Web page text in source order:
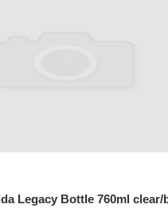
Legacy Bottle 760ml сlear/